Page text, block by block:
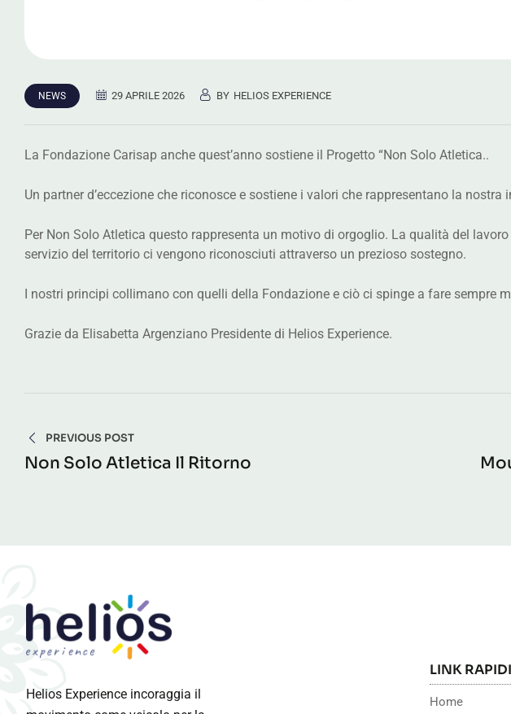
NEWS 29 APRILE 2026 BY HELIOS EXPERIENCE
La Fondazione Carisap anche quest’anno sostiene il
Un partner d’eccezione che riconosce e sostiene i valori che rappresentano la nostra
Per Non Solo Atletica questo rappresenta un motivo di orgoglio. La qualità del
servizio del territorio ci vengono riconosciuti attraverso un
I nostri principi collimano con quelli della Fondazione e ciò ci spinge a fare sempre
Grazie da Elisabetta Argenziano Presidente di Helios Experience.
articoli
PREVIOUS POST
Non Solo Atletica Il Ritorno
Helios Experience incoraggia il
LINK RAPIDI
Home